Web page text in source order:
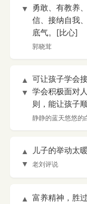
▼
勇敢、有教养
信、接纳自我
底气。[比心]
郭晓茸
▲
▼
可让孩子学会
学会积极面对
则，能让孩子
静静的蓝天悠悠的
▲
▼
儿子的举动太
老刘评说
▲
富养精神，胜